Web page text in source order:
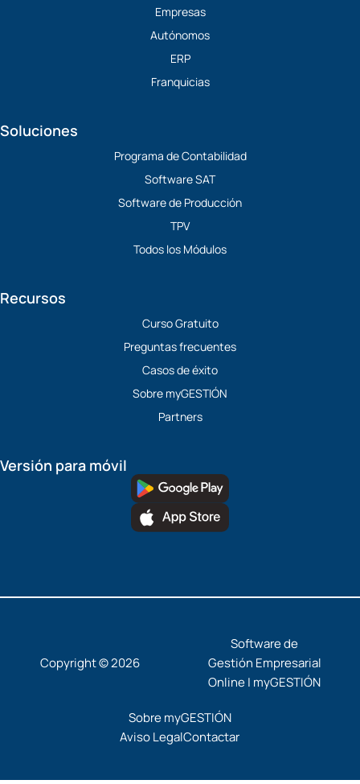
d
i
n
t
t
e
Empresas
Autónomos
ERP
Franquicias
Soluciones
Programa de Contabilidad
Software SAT
Software de Producción
TPV
Todos los Módulos
Recursos
Curso Gratuito
Preguntas frecuentes
Casos de éxito
Sobre myGESTIÓN
Partners
Versión para móvil
Copyright © 2026
Software de
Gestión Empresarial
Online | myGESTIÓN
Sobre myGESTIÓN
Aviso LegalContactar